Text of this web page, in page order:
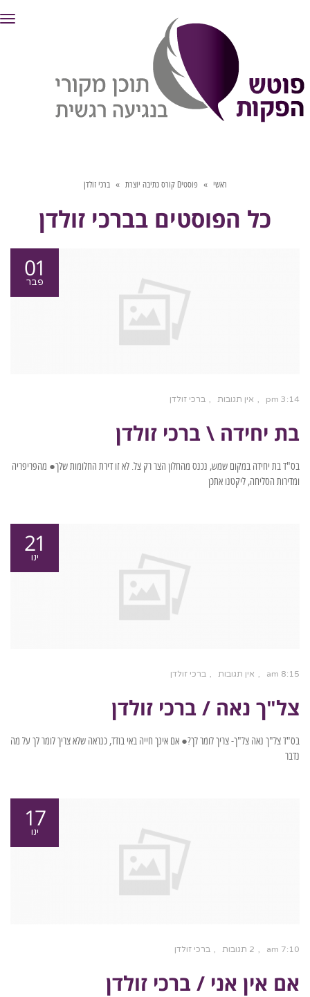
ראשי » פוסטים קורס כתיבה יוצרת » ברכי זולדן
כל הפוסטים בברכי זולדן
01
פבר
3:14 pm אין תגובות ברכי זולדן
בת יחידה \ ברכי זולדן
בס"ד בת יחידה במקום שמש, נכנס מהחלון הצר רק צל. לא זו דירת החלומות שלך● מהפריפריה
ומדירות הסליחה, ליקטנו אתכן
21
ינו
8:15 am אין תגובות ברכי זולדן
צל"ך נאה / ברכי זולדן
בס"ד צל"ך נאה צל"ך- צריך לומר לך?● אם אינך חייה באי בודד, כנראה שלא צריך לומר לך על מה
נדבר
17
ינו
7:10 am 2 תגובות ברכי זולדן
אם אין אני / ברכי זולדן